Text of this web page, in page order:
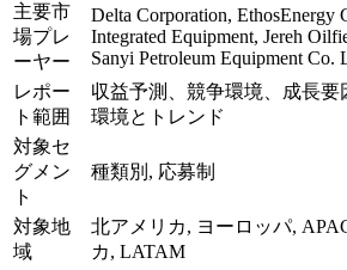
主要市
場プレ
ーヤー
Delta Corporation, EthosEnergy
Integrated Equipment, Jereh
Sanyi Petroleum Equipment Co.
レポー
ト範囲
収益予測、競争環境、成長要
環境とトレンド
対象セ
グメン
ト
種類別, 応募制
対象地
域
北アメリカ, ヨーロッパ,
カ, LATAM